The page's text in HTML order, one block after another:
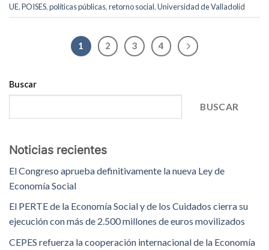
UE,POISES,políticas públicas,retorno social,Universidad de Valladolid
1 2 3 4
Buscar
BUSCAR
Noticias recientes
El Congreso aprueba definitivamente la nueva Ley de
Economía Social
El PERTE de la Economía Social y de los Cuidados cierra su
ejecución con más de 2.500 millones de euros movilizados
CEPES refuerza la cooperación internacional de la Economía